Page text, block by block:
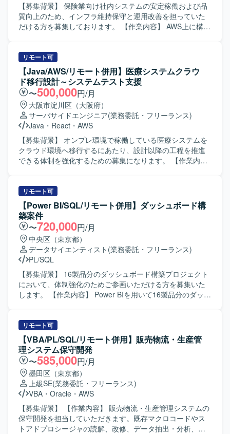
【募集背景】 保険業向け社内システムの安定稼働および品
質向上のため、インフラ維持保守と運用改善を担っていた
だける方を募集しております。 【作業内容】 AWS上に構築
止策の検討・実施を行っていただきます。また、必要に応
じてシステムの構築や設定変更などの作業もご担当いただ
きます。加えて、既存の若手メンバのタスクおよび進捗管
理を行い、業務推進と品質担保をリードしていただきま
す。 【求める人物像】 主体的に課題を抽出し、周囲とコミ
ュニケーションを取りながら改善提案と推進ができる方を
求めております。インフラ運用において責任感を持ち、障
害対応時にも冷静に状況整理と判断ができる方を歓迎いた
します。また、メンバの育成やフォローに前向きに取り組
んでいただける方を想定しております。 【ポジションの魅
力】 AWS環境でのインフラ運用から構築まで一貫して関わ
タスク管理やメンバマネジメントも経験できるため、技術
とマネジメントの両面で成長できる環境です。 【開発環
境】 AWS上のインフラ環境をベースに、Windowsおよび
Linuxサーバで構成された社内システムの運用・維持保守を
行っております。
リモート可
【Java/AWS/リモート併用】医療システムクラウ
ド移行設計～システムテスト支援
〜500,000円/月
大阪市淀川区（大阪府）
サーバサイドエンジニア(業務委託・フリーランス)
Java ・ React ・ AWS
【募集背景】 オンプレ環境で稼働している医療システムを
クラウド環境へ移行するにあたり、設計以降の工程を推進
できる体制を強化するための募集になります。 【作業内
ご担当いただきます。既存システムの仕様を踏まえた設計
書の作成や改訂、クラウド環境向けの実装に関わるレビュ
ー、システムテスト計画の立案およびテスト実施、結果に
基づく不具合の洗い出しや改善提案などを行っていただき
ます。 【求める人物像】 医療システムの特性を意識しなが
ら丁寧に設計やテストを進めていただける方を求めていま
す。関係者とコミュニケーションを取りながら課題の整理
や改善提案を主体的に行っていただける方が望ましいで
す。 【ポジションの魅力】 医療領域のシステムをクラウド
環境へ移行するプロジェクトに携わることで、クラウドネ
イティブなアーキテクチャの知見や医療業務に関する理解
を磨いていただけます。 【開発環境】 JavaによるWebアプ
リケーションバックエンド開発を中心とした環境で、クラ
ウドとしてはAWSを利用する想定です。フロントエンドで
はReactを利用したシステムとの連携も想定されています。
リモート可
【Power BI/SQL/リモート併用】ダッシュボード構
築案件
〜720,000円/月
中央区（東京都）
データサイエンティスト (業務委託・フリーランス)
PL/SQL
【募集背景】 16製品分のダッシュボード構築プロジェクト
において、体制強化のためご参画いただける方を募集いた
します。 【作業内容】 Power BIを用いて16製品分のダッシ
ーダーの方には顧客ヒアリングや要件整理、詳細設計書作
成、ダッシュボード設計、レビュー、Power BI構築をご担
当いただきます。メンバーの方にはPower BI構築、Power
Queryでのデータ加工、テストをご担当いただきます。
【求める人物像】 顧客の要望を丁寧にヒアリングし、要件
を整理しながら主体的にダッシュボードのあるべき姿を検
討いただける方を求めています。チームメンバーとコミュ
ニケーションを取りながら、品質とスケジュールの両面を
意識して業務を遂行していただける方にご活躍いただけま
す。 【ポジションの魅力】 複数製品のダッシュボード構築
を通じて、Power BIおよびデータ基盤に関する知見を幅広
リモート可
【VBA/PL/SQL/リモート併用】販売物流・生産管
理システム保守開発
〜585,000円/月
墨田区（東京都）
上級SE(業務委託・フリーランス)
VBA ・ Oracle ・ AWS
【募集背景】 【作業内容】 販売物流・生産管理システムの
保守開発を担当していただきます。既存マクロコードやス
トアドプロシージャの読解、改修、データ抽出・分析、業